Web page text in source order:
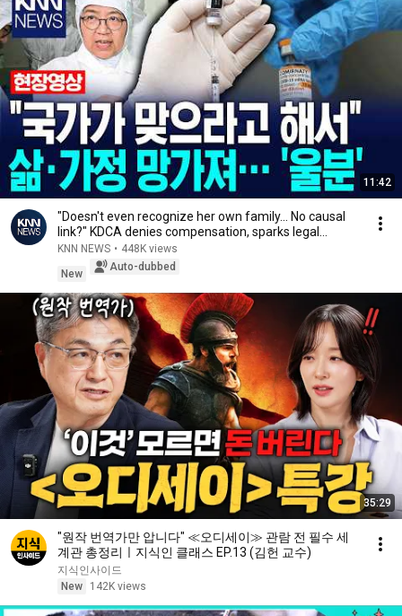
11:42
"Doesn't even recognize her own family... No causal
link?" KDCA denies compensation, sparks legal...
KNN NEWS • 448K views
New
Auto-dubbed
35:29
"원작 번역가만 압니다" ≪오디세이≫ 관람 전 필수 세
계관 총정리ㅣ지식인 클래스 EP.13 (김헌 교수)
지식인사이드
New
142K views